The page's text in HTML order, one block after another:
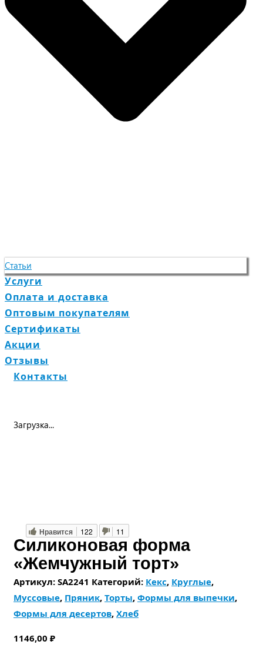
Статьи
Услуги
Оплата и доставка
Оптовым покупателям
Сертификаты
Акции
Отзывы
Контакты
Загрузка...
Нравится 122 11
Силиконовая форма
«Жемчужный торт»
Артикул: SA2241 Категорий: Кекс, Круглые,
Муссовые, Пряник, Торты, Формы для выпечки,
Формы для десертов, Хлеб
1146,00 ₽